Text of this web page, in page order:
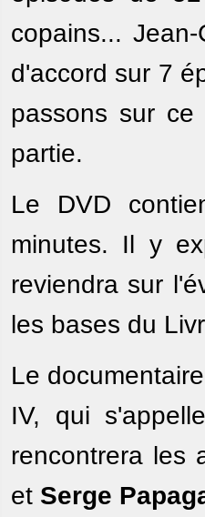
copains...
d'accord sur 7
passons sur
partie.
Le DVD
minutes. Il y
reviendra sur
les bases du
Le
IV, qui
rencontrera les
et Serge